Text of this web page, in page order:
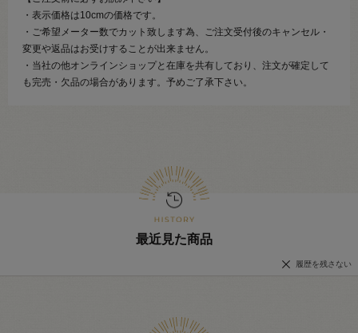
・表示価格は10cmの価格です。
・ご希望メーター数でカット致します為、ご注文受付後のキャンセル・
変更や返品はお受けすることが出来ません。
・当社の他オンラインショップと在庫を共有しており、注文が確定して
も完売・欠品の場合があります。予めご了承下さい。
最近見た商品
履歴を残さない